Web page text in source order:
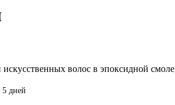
волос в эпоксидной смоле
5 дней